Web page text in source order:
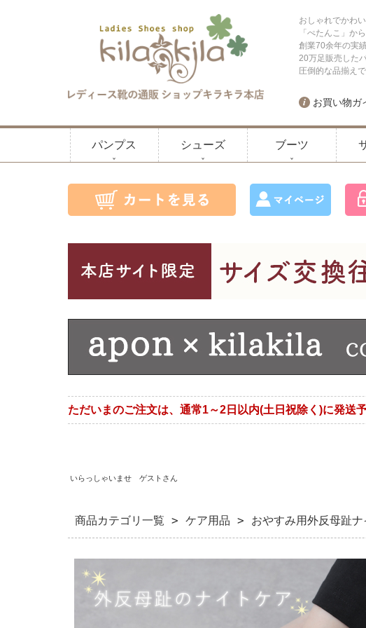
おしゃれでかわ
「ぺたんこ」か
創業70余年の実
20万足販売した
圧倒的な品揃え
お買い物ガ
パンプス シューズ ブーツ
ただいまのご注文は、通常1～2日以内(土日祝除く)に発送
いらっしゃいませ ゲストさん
商品カテゴリ一覧 > ケア用品 > おやすみ用外反母趾ナ